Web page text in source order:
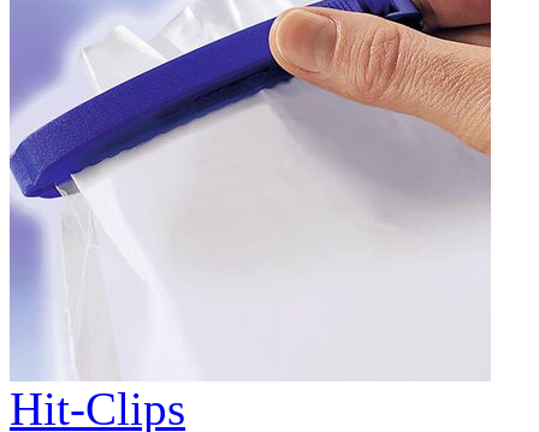
Hit-Clips